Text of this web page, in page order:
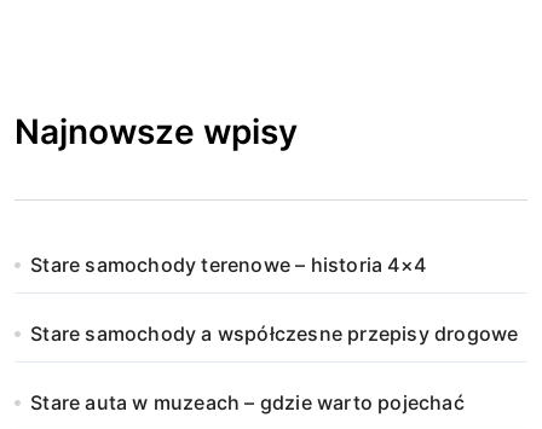
Najnowsze wpisy
Stare samochody terenowe – historia 4×4
Stare samochody a współczesne przepisy drogowe
Stare auta w muzeach – gdzie warto pojechać